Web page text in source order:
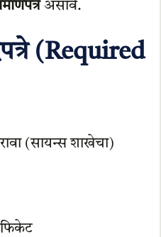
असावे.
(Required
(सायन्स शाखेचा)